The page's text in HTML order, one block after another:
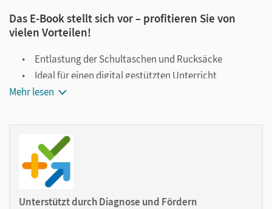
Das E-Book stellt sich vor – profitieren Sie von
vielen Vorteilen!
Entlastung der Schultaschen und Rucksäcke
Ideal für einen digital gestützten Unterricht
Notiz- und Markierungsmöglichkeit
Viele digitale Funktionen unterstützen das Lehren und
Lernen:
Notizen erstellen
Markierungen setzen
Mehr lesen
Unterstützt durch Diagnose und Fördern